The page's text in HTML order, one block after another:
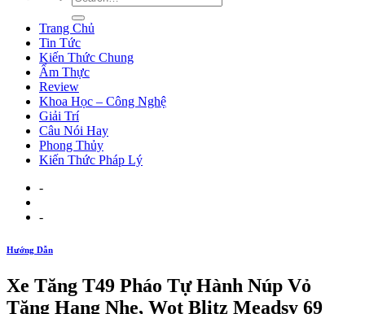
Trang Chủ
Tin Tức
Kiến Thức Chung
Ẩm Thực
Review
Khoa Học – Công Nghệ
Giải Trí
Câu Nói Hay
Phong Thủy
Kiến Thức Pháp Lý
-
-
Hướng Dẫn
Xe Tăng T49 Pháo Tự Hành Núp Vỏ
Tăng Hạng Nhẹ, Wot Blitz Meadsy 69